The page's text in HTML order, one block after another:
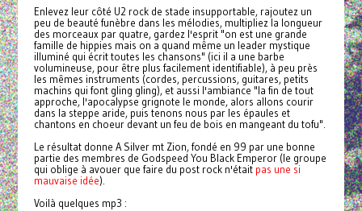
Enlevez leur côté U2 rock de stade insupportable, rajoutez un
peu de beauté funèbre dans les mélodies, multipliez la longueur
des morceaux par quatre, gardez l'esprit "on est une grande
famille de hippies mais on a quand même un leader mystique
illuminé qui écrit toutes les chansons" (ici il a une barbe
volumineuse, pour être plus facilement identifiable), à peu près
les mêmes instruments (cordes, percussions, guitares, petits
machins qui font gling gling), et aussi l'ambiance "la fin de tout
approche, l'apocalypse grignote le monde, alors allons courir
dans la steppe aride, puis tenons nous par les épaules et
chantons en choeur devant un feu de bois en mangeant du tofu".
Le résultat donne A Silver mt Zion, fondé en 99 par une bonne
partie des membres de Godspeed You Black Emperor (le groupe
qui oblige à avouer que faire du post rock n'était pas une si
mauvaise idée).
Voilà quelques mp3 :